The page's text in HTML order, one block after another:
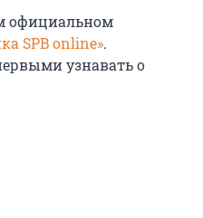
официальном
SPB online».
узнавать о